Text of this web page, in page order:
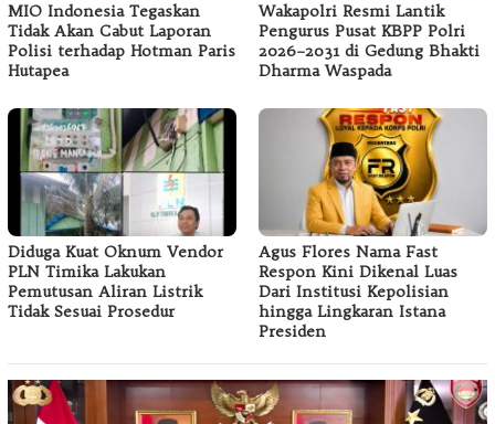
MIO Indonesia Tegaskan
Tidak Akan Cabut Laporan
Polisi terhadap Hotman Paris
Hutapea
Wakapolri Resmi Lantik
Pengurus Pusat KBPP Polri
2026–2031 di Gedung Bhakti
Dharma Waspada
Diduga Kuat Oknum Vendor
PLN Timika Lakukan
Pemutusan Aliran Listrik
Tidak Sesuai Prosedur
Agus Flores Nama Fast
Respon Kini Dikenal Luas
Dari Institusi Kepolisian
hingga Lingkaran Istana
Presiden